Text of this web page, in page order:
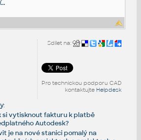
Sdílet na:
Pro technickou podporu CAD
kontaktujte Helpdesk
:
si vytisknout fakturu k platbě
Autodesk?
je na nové stanici pomalý na